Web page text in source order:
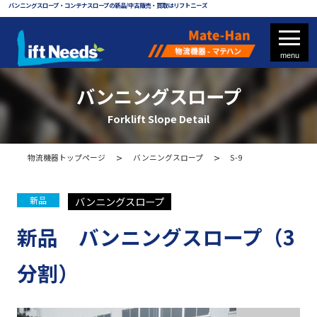
バンニングスロープ・コンテナスロープの新品/中古販売・買取はリフトニーズ
フォークリフト
フォークリフト部品
物流機器 - マテハン
各種パレット
バンニングスロープ
Forklift Slope Detail
物流機器トップページ バンニングスロープ S-9
新品 バンニングスロープ
新品 バンニングスロープ（3
分割）